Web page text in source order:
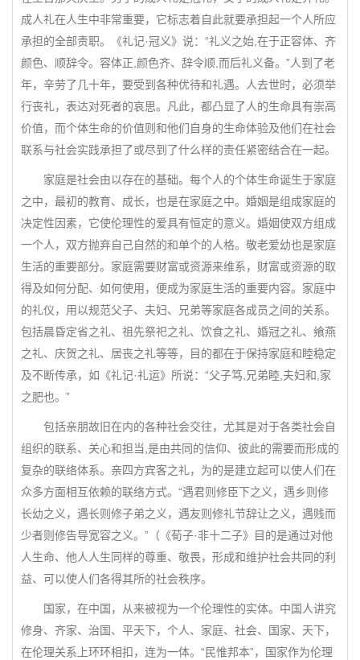
成人礼在人生中非常重要，它标志着自此就要承担起一个人所应
承担的全部责职。《礼记·冠义》说：“礼义之始,在于正容体、齐
颜色、顺辞令。容体正,颜色齐、辞令顺,而后礼义备。”人到了老
年，辛劳了几十年，要受到各种优待和礼遇。人去世时，必须举
行丧礼，表达对死者的哀思。凡此，都凸显了人的生命具有崇高
价值，而个体生命的价值则和他们自身的生命体验及他们在社会
联系与社会实践承担了或尽到了什么样的责任紧密结合在一起。
家庭是社会由以存在的基础。每个人的个体生命诞生于家庭
之中，最初的教育、成长，也是在家庭之中。婚姻是组成家庭的
决定性因素，它使伦理性的爱具有恒定的意义。婚姻使双方组成
一个人，双方抛弃自己自然的和单个的人格。敬老爱幼也是家庭
生活的重要部分。家庭需要财富或资源来维系，财富或资源的取
得及如何分配、如何使用，便成为家庭生活的重要内容。家庭中
的礼仪，用以规范父子、夫妇、兄弟等家庭各成员之间的关系。
包括晨昏定省之礼、祖先祭祀之礼、饮食之礼、婚冠之礼、飨燕
之礼、庆贺之礼、居丧之礼等等，目的都在于保持家庭和睦稳定
及不断传承，如《礼记·礼运》所说：“父子笃,兄弟睦,夫妇和,家
之肥也。”
包括亲朋故旧在内的各种社会交往，尤其是对于各类社会自
组织的联系、关心和担当,是由共同的信仰、彼此的需要而形成的
复杂的联络体系。亲四方宾客之礼，为的是建立起可以使人们在
众多方面相互依赖的联络方式。“遇君则修臣下之义，遇乡则修
长幼之义，遇长则修子弟之义，遇友则修礼节辞让之义，遇贱而
少者则修告导宽容之义。”（《荀子·非十二子》目的是通过对他
人生命、他人人生同样的尊重、敬畏，形成和维护社会共同的利
益、可以使人们各得其所的社会秩序。
国家，在中国，从来被视为一个伦理性的实体。中国人讲究
修身、齐家、治国、平天下，个人、家庭、社会、国家、天下，
在伦理关系上环环相扣，连为一体。“民惟邦本”，国家作为伦理